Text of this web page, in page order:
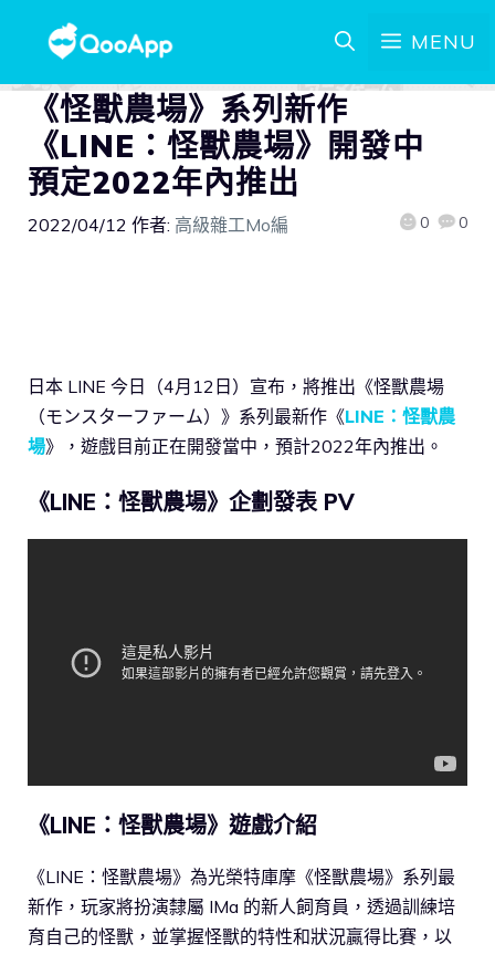
MENU
《怪獸農場》系列新作
《LINE：怪獸農場》開發中
預定2022年內推出
2022/04/12 作者: 高級雜工Mo編 0 0
日本 LINE 今日（4月12日）宣布，將推出《怪獸農場
（モンスターファーム）》系列最新作《LINE：怪獸農
場》，遊戲目前正在開發當中，預計2022年內推出。
《LINE：怪獸農場》企劃發表 PV
《LINE：怪獸農場》遊戲介紹
《LINE：怪獸農場》為光榮特庫摩《怪獸農場》系列最
新作，玩家將扮演隸屬 IMa 的新人飼育員，透過訓練培
育自己的怪獸，並掌握怪獸的特性和狀況贏得比賽，以